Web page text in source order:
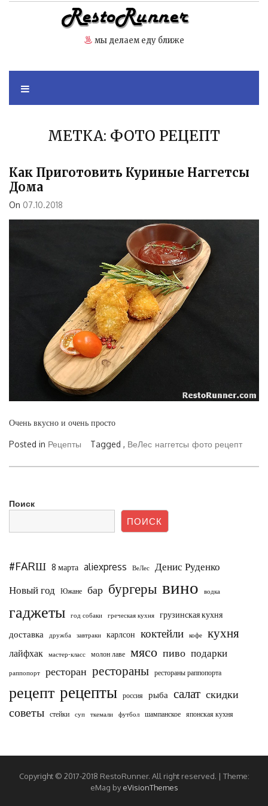
мы делаем еду ближе
МЕТКА: ФОТО РЕЦЕПТ
Как Приготовить Куриные Наггетсы
Дома
On 07.10.2018
Очень вкусно и очень просто
Posted in Рецепты Tagged , ВеЛес наггетсы фото рецепт
Поиск
ПОИСК
#FARШ 8 марта aliexpress ВеЛес Денис Руденко
Новый год Южане бар бургеры вино водка
гаджеты год собаки греческая кухня грузинская кухня
доставка дружба завтраки карлсон коктейли кофе кухня
лайфхак мастер-класс молон лаве мясо пиво подарки
раппопорт ресторан рестораны рестораны раппопорта
рецепт рецепты россия рыба салат скидки
советы стейки суп ткемали футбол шампанское японская кухня
Copyright © 2017-2018 RestoRunner. All right reserved. | Theme:
eMag byeVisionThemes